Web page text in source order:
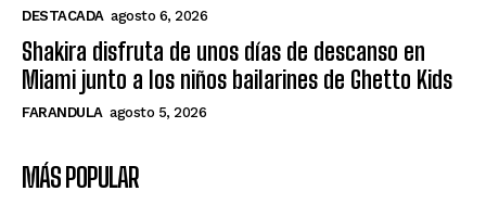
DESTACADA agosto 6, 2026
Shakira disfruta de unos días de descanso en
Miami junto a los niños bailarines de Ghetto Kids
FARANDULA agosto 5, 2026
MÁS POPULAR